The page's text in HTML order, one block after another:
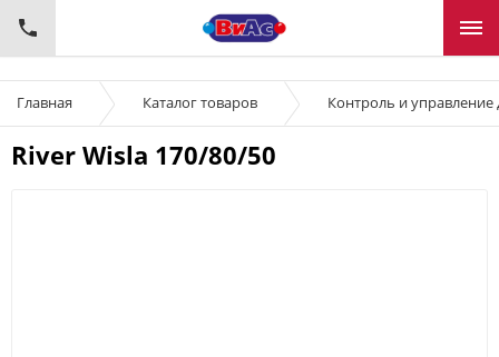
Главная Каталог товаров Контроль и управление
River Wisla 170/80/50